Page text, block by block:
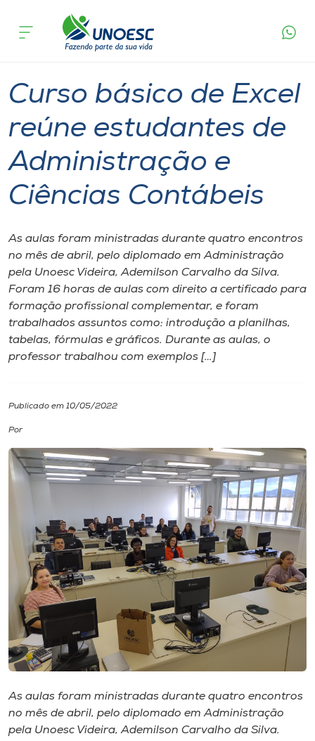
Cursos
Pesquisa
Atendimento ao Estudante
Portal de Ensino
A
Internacionalização
I.nova
Cultura
CPA
Editora
Rádio
Museu
Store
acontece
Curso básico de Excel
reúne estudantes de
Administração e
Ciências Contábeis
As aulas foram ministradas durante quatro encontros
no mês de abril, pelo diplomado em Administração
pela Unoesc Videira, Ademilson Carvalho da Silva.
Foram 16 horas de aulas com direito a certificado para
formação profissional complementar, e foram
trabalhados assuntos como: introdução a planilhas,
tabelas, fórmulas e gráficos. Durante as aulas, o
professor trabalhou com exemplos […]
Publicado em 10/05/2022
Por
As aulas foram ministradas durante quatro encontros
no mês de abril, pelo diplomado em Administração
pela Unoesc Videira, Ademilson Carvalho da Silva.